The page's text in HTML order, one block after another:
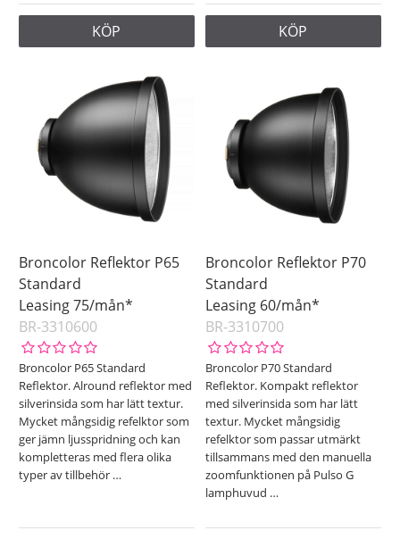
KÖP KÖP
Broncolor Reflektor P65
Standard
Leasing 75/mån*
BR-3310600
Broncolor P65 Standard
Reflektor. Alround reflektor med
silverinsida som har lätt textur.
Mycket mångsidig refelktor som
ger jämn ljusspridning och kan
kompletteras med flera olika
typer av tillbehör …
Broncolor Reflektor P70
Standard
Leasing 60/mån*
BR-3310700
Broncolor P70 Standard
Reflektor. Kompakt reflektor
med silverinsida som har lätt
textur. Mycket mångsidig
refelktor som passar utmärkt
tillsammans med den manuella
zoomfunktionen på Pulso G
lamphuvud …